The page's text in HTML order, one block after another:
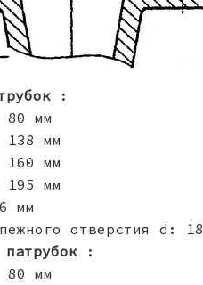
:
80 мм
138 мм
160 мм
195 мм
мм
отверстия d:
патрубок
:
80 мм